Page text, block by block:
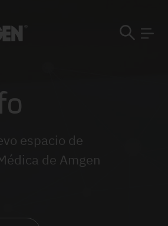
espacio de
de Amgen